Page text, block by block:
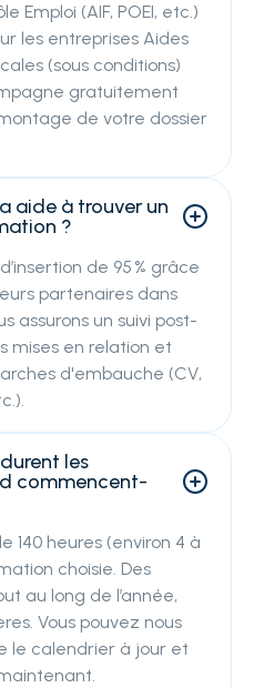
Emploi (AIF, POEI, etc.)
les entreprises Aides
(sous conditions)
gratuitement
de votre dossier
aide à trouver un
?
de 95 % grâce
partenaires dans
assurons un suivi post-
mises en relation et
d'embauche (CV,
les
commencent-
140 heures (environ 4 à
choisie. Des
au long de l’année,
Vous pouvez nous
le calendrier à jour et